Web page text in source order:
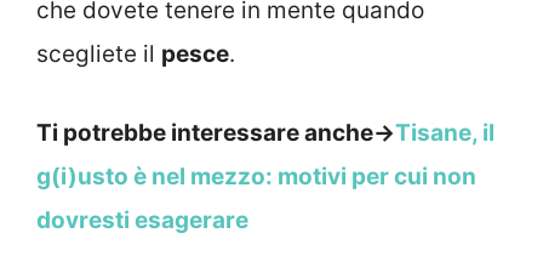
che dovete tenere in mente quando
scegliete il pesce.
Ti potrebbe interessare anche->Tisane, il
g(i)usto è nel mezzo: motivi per cui non
dovresti esagerare